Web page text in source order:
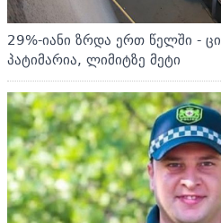
29%-იანი ზრდა ერთ წელში -
პატიმარია, ლიმიტზე მეტი